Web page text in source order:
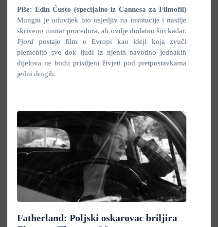
Piše: Edin Čusto (specijalno iz Cannesa za Filmofil)
Mungiu je oduvijek bio osjetljiv na institucije i nasilje
skriveno unutar procedura, ali ovdje dodatno širi kadar.
Fjord postaje film o Evropi kao ideji koja zvuči
plemenito sve dok ljudi iz njenih navodno jednakih
dijelova ne budu prisiljeni živjeti pod pretpostavkama
jedni drugih.
Fatherland: Poljski oskarovac briljira